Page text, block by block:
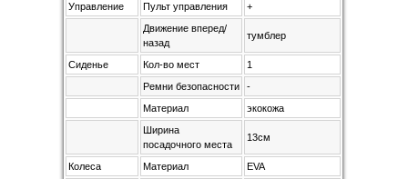
Управление Пульт управления
+
Движение вперед/
назад
тумблер
Сиденье Кол-во мест
1
Ремни безопасности
-
Материал
экокожа
Ширина
посадочного места
13см
Колеса Материал
EVA